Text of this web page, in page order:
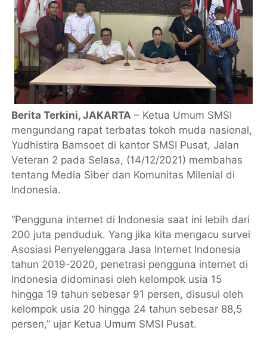
Berita Terkini, JAKARTA – Ketua Umum SMSI
mengundang rapat terbatas tokoh muda nasional,
Yudhistira Bamsoet di kantor SMSI Pusat, Jalan
Veteran 2 pada Selasa, (14/12/2021) membahas
tentang Media Siber dan Komunitas Milenial di
Indonesia.
“Pengguna internet di Indonesia saat ini lebih dari
200 juta penduduk. Yang jika kita mengacu survei
Asosiasi Penyelenggara Jasa Internet Indonesia
tahun 2019-2020, penetrasi pengguna internet di
Indonesia didominasi oleh kelompok usia 15
hingga 19 tahun sebesar 91 persen, disusul oleh
kelompok usia 20 hingga 24 tahun sebesar 88,5
persen,” ujar Ketua Umum SMSI Pusat.